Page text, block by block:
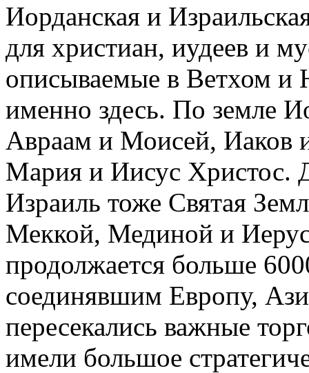
Иорданская и
для христиан, иудеев и
описываемые в Ветхом и
именно здесь. По земле
Авраам и Моисей, Иаков
Мария и Иисус Христос.
Израиль тоже Святая
Меккой, Мединой и
продолжается больше
соединявшим Европу,
пересекались важные
имели большое